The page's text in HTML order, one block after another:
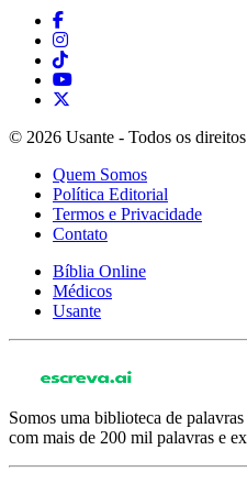
© 2026 Usante - Todos os direitos
Quem Somos
Política Editorial
Termos e Privacidade
Contato
Bíblia Online
Médicos
Usante
Somos uma biblioteca de
com mais de 200 mil palavras e